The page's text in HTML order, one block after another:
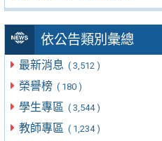
依公告類別彙總
最新消息 ( 3,512 )
榮譽榜 ( 180 )
學生專區 ( 3,544 )
教師專區 ( 1,234 )